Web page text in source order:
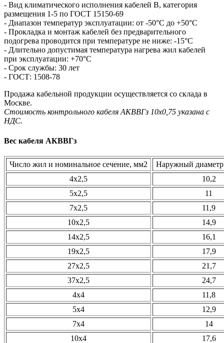
- Вид климатического исполнения кабелей В, категория
размещения 1-5 по ГОСТ 15150-69
- Диапазон температур эксплуатации: от -50°С до +50°С
- Прокладка и монтаж кабелей без предварительного
подогрева проводится при температуре не ниже: -15°С
- Длительно допустимая температура нагрева жил кабелей
при эксплуатации: +70°С
- Срок службы: 30 лет
- ГОСТ: 1508-78
Продажа кабельной продукции осуществляется со склада в
Москве.
Стоимость контрольного кабеля AКВВГз 10х0,75 указана с
НДС.
Вес кабеля АКВВГз
Число жил и номинальное сечение, мм2
Наружный диаметр
4х2,5
10,2
5х2,5
11
7х2,5
11,9
10х2,5
14,9
14х2,5
16,1
19х2,5
17,9
27х2,5
21,7
37х2,5
24,7
4х4
11,8
5х4
12,9
7х4
14
10х4
17,6